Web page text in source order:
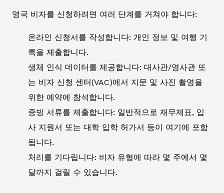
영국 비자를 신청하려면 여러 단계를 거쳐야 합니다:
온라인 신청서를 작성합니다: 개인 정보 및 여행 기
록을 제출합니다.
생체 인식 데이터를 제공합니다: 대사관/영사관 또
는 비자 신청 센터(VAC)에서 지문 및 사진 촬영을
위한 예약에 참석합니다.
증빙 서류를 제출합니다: 일반적으로 재무제표, 입
사 지원서 또는 대학 입학 허가서 등이 여기에 포함
됩니다.
처리를 기다립니다: 비자 유형에 따라 몇 주에서 몇
달까지 걸릴 수 있습니다.